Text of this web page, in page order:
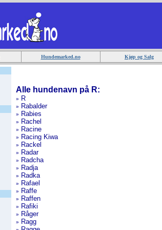
Hundemarked.no Kjøp og Salg
Alle hundenavn på R:
» R
» Rabalder
» Rabies
» Rachel
» Racine
» Racing Kiwa
» Rackel
» Radar
» Radcha
» Radja
» Radka
» Rafael
» Raffe
» Raffen
» Rafiki
» Råger
» Ragg